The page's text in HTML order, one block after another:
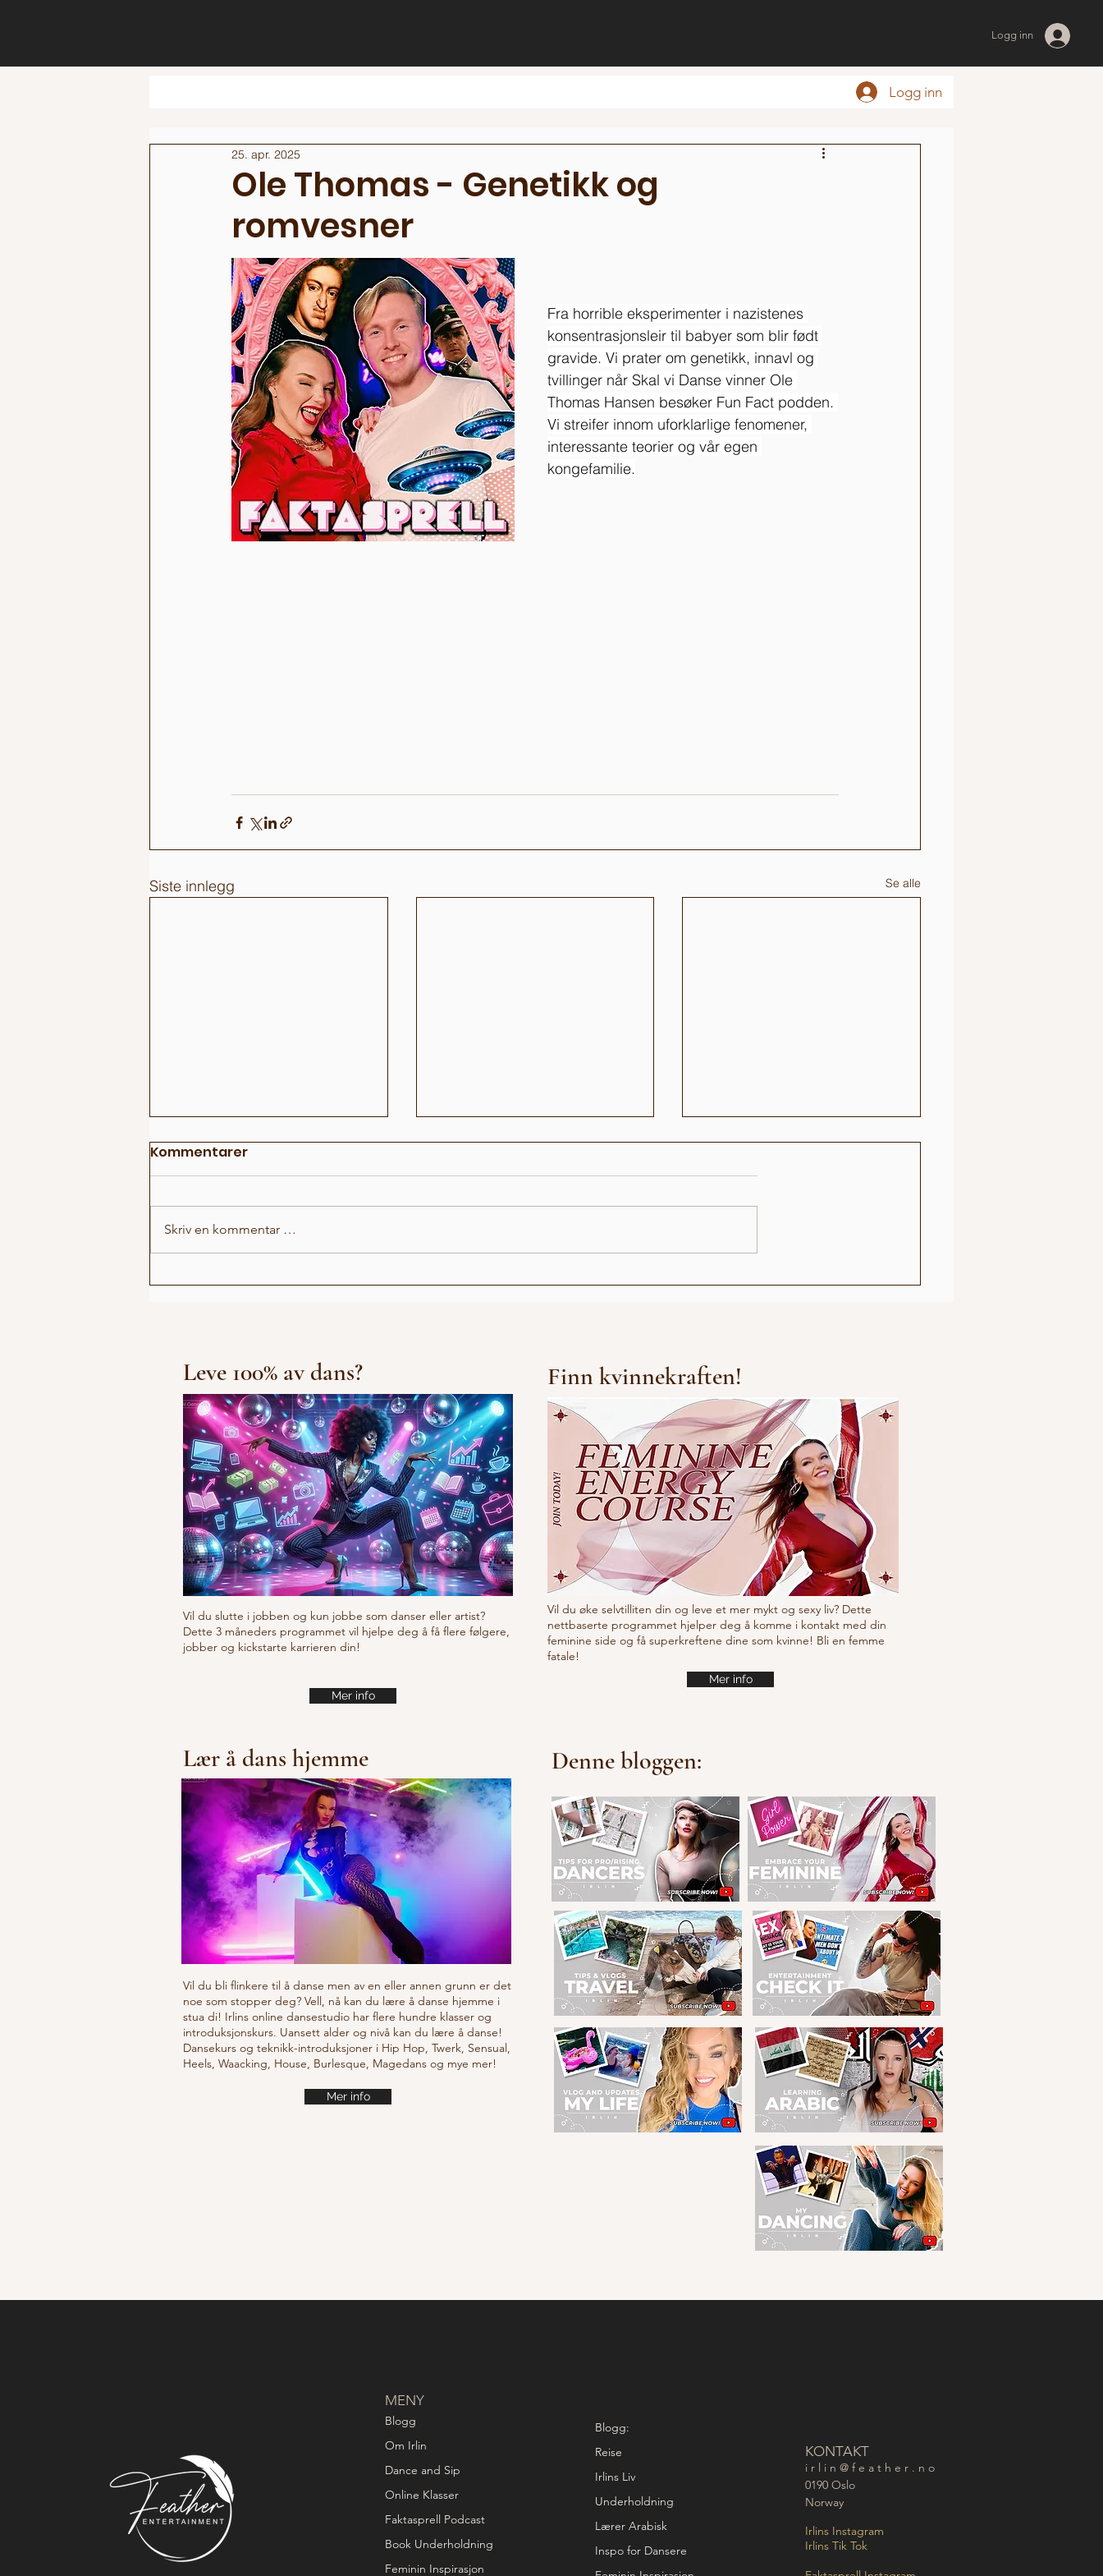
Logg inn
Logg inn
Ole Thomas - Genetikk og
romvesner
25. apr. 2025
Fra horrible eksperimenter i nazistenes
konsentrasjonsleir til babyer som blir født
gravide. Vi prater om genetikk, innavl og
tvillinger når Skal vi Danse vinner Ole
Thomas Hansen besøker Fun Fact podden.
Vi streifer innom uforklarlige fenomener,
interessante teorier og vår egen
kongefamilie.
Siste innlegg Se alle
Irlin og Marius runder av
Kommentarer
Skriv en kommentar …
Leve 100% av dans?
Vil du slutte i jobben og kun jobbe som danser eller artist?
Dette 3 måneders programmet vil hjelpe deg å få flere følgere,
jobber og kickstarte karrieren din!
Mer info
Finn kvinnekraften!
Vil du øke selvtilliten din og leve et mer mykt og sexy liv? Dette
nettbaserte programmet hjelper deg å komme i kontakt med din
feminine side og få superkreftene dine som kvinne! Bli en femme
fatale!
Mer info
Lær å dans hjemme
Vil du bli flinkere til å danse men av en eller annen grunn er det
noe som stopper deg? Vell, nå kan du lære å danse hjemme i
stua di! Irlins online dansestudio har flere hundre klasser og
introduksjonskurs. Uansett alder og nivå kan du lære å danse!
Dansekurs og teknikk-introduksjoner i Hip Hop, Twerk, Sensual,
Heels, Waacking, House, Burlesque, Magedans og mye mer!
Mer info
Denne bloggen:
MENY
Blogg
Om Irlin
Dance and Sip
Online Klasser
Faktasprell Podcast
Book Underholdning
Feminin Inspirasjon
Blogg:
Reise
Irlins Liv
Underholdning
Lærer Arabisk
Inspo for Dansere
KONTAKT
i r l i n @ f e a t h e r . n o
0190 Oslo
Norway
Irlins Instagram
Irlins Tik Tok